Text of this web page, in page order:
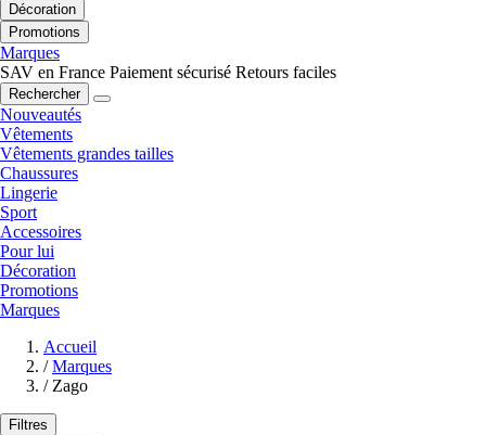
Décoration
Promotions
Marques
SAV en France Paiement sécurisé Retours faciles
Rechercher
Nouveautés
Vêtements
Vêtements grandes tailles
Chaussures
Lingerie
Sport
Accessoires
Pour lui
Décoration
Promotions
Marques
Accueil
/ Marques
/ Zago
Filtres